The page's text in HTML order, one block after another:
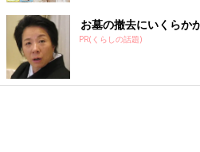
お墓の撤去にいくらか
PR(くらしの話題)